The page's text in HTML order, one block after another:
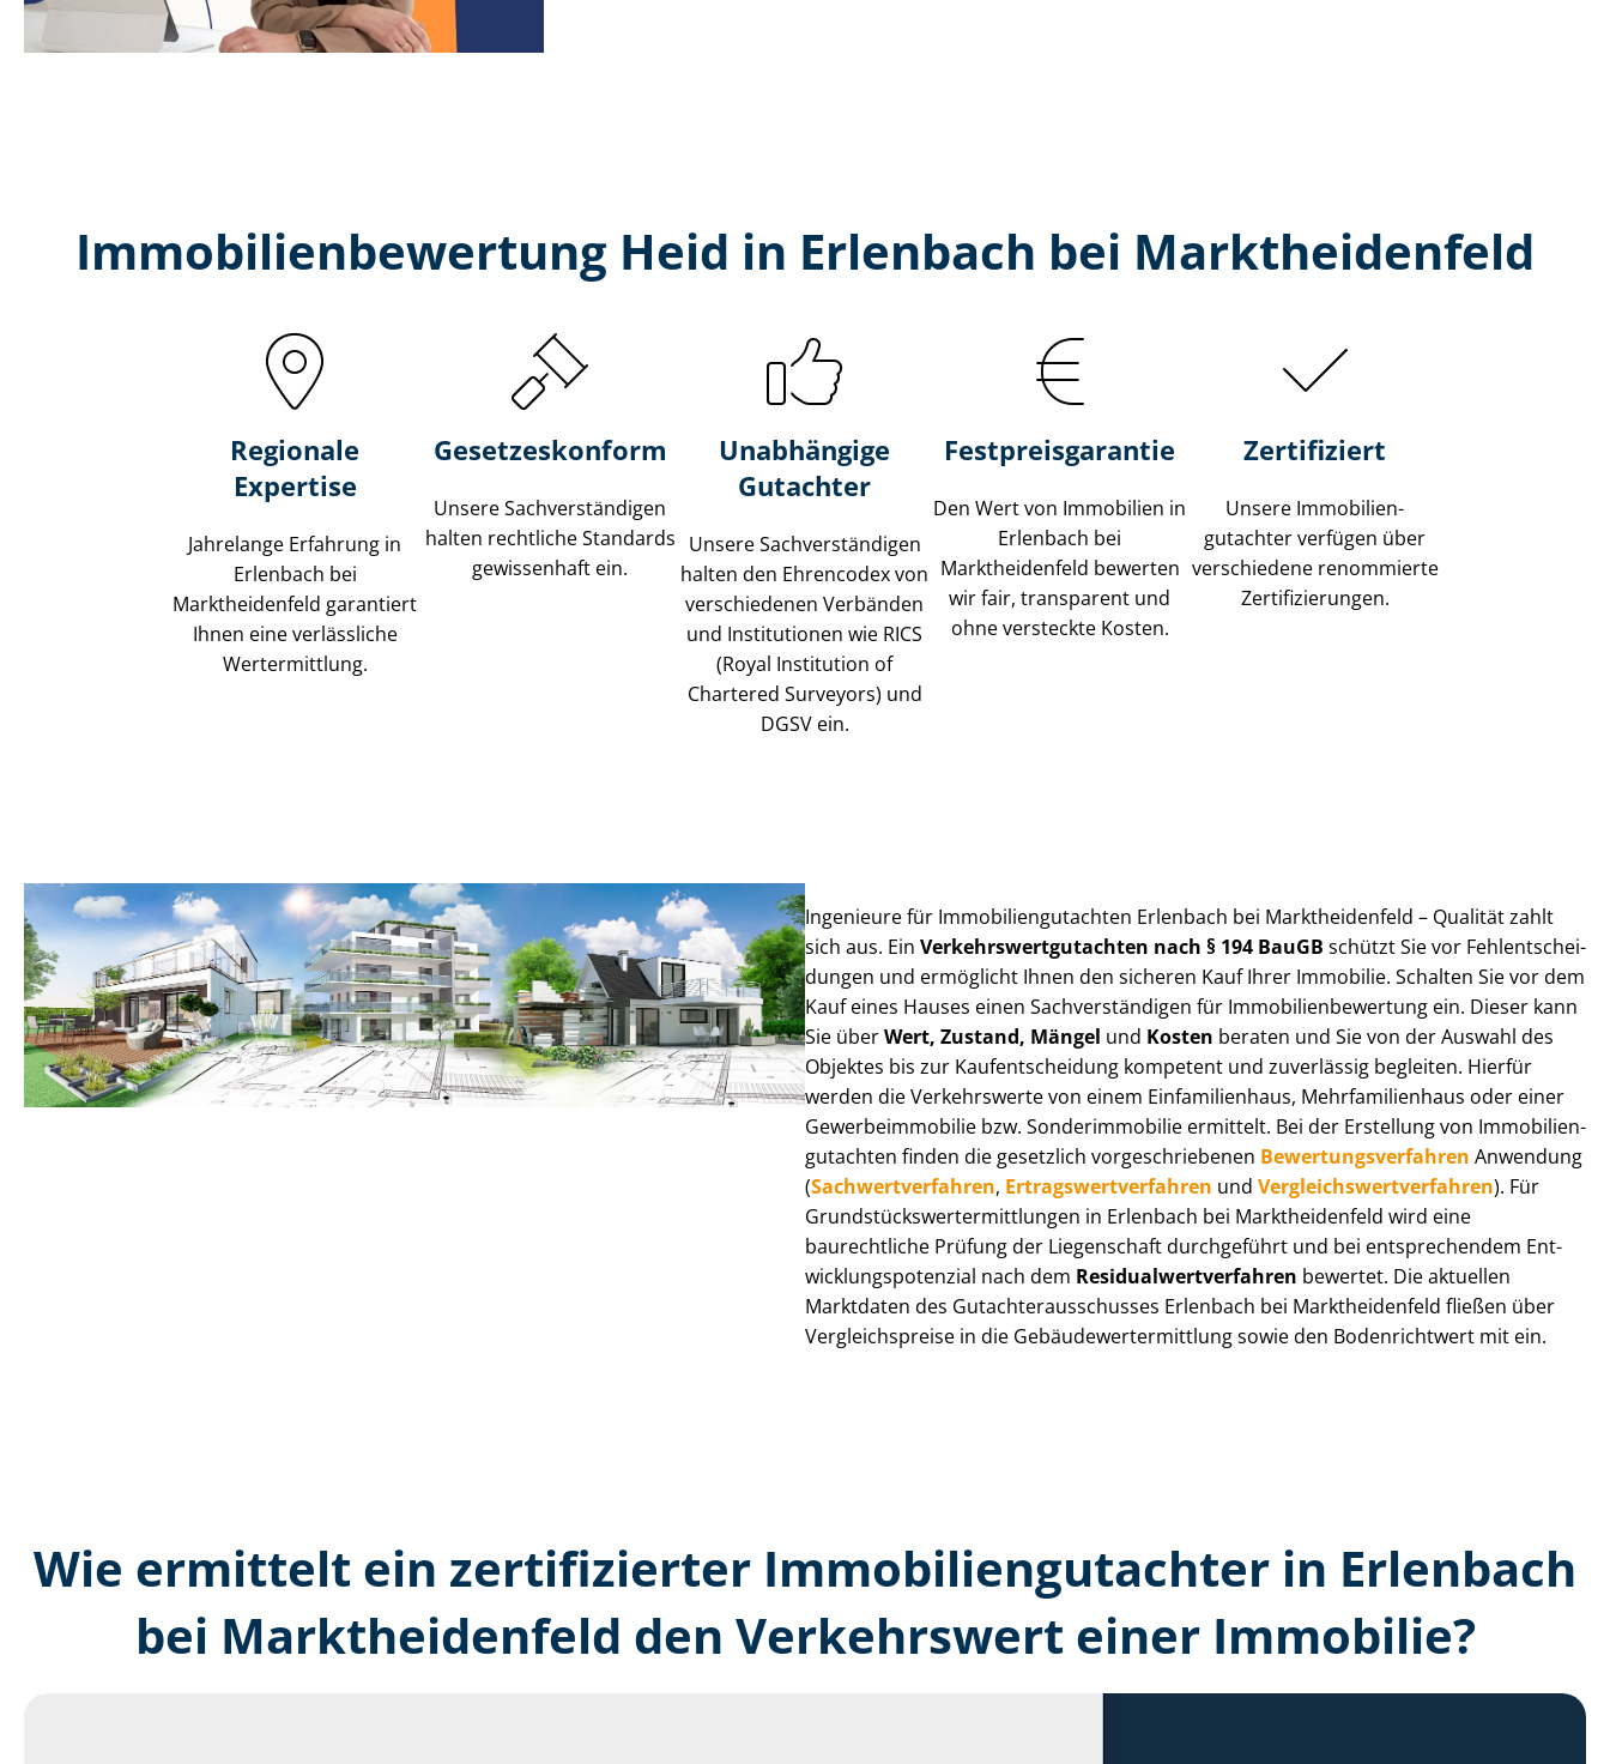
Immobilien­bewertung Heid in Erlenbach bei Marktheidenfeld
Regionale
Expertise
Jahrelange Erfahrung in
Erlenbach bei
Marktheidenfeld garantiert
Ihnen eine verlässliche
Wertermittlung.
Gesetzes­konform
Unsere Sach­ver­stän­di­gen
halten rechtliche Standards
gewissenhaft ein.
Unabhängige
Gutachter
Unsere Sach­ver­stän­di­gen
halten den Ehrencodex von
verschiedenen Verbänden
und Institutionen wie RICS
(Royal Institution of
Chartered Surveyors) und
DGSV ein.
Festpreis​garantie
Den Wert von Immobilien in
Erlenbach bei
Marktheidenfeld bewerten
wir fair, transparent und
ohne versteckte Kosten.
Zertifiziert
Unsere Immobilien­
gutachter verfügen über
verschiedene renommierte
Zer­ti­fi­zie­run­gen.
Ingenieure für Im­mo­bi­li­en­gut­ach­ten Erlenbach bei Marktheidenfeld – Qualität zahlt
sich aus. Ein Ver­kehrs­wert­gut­ach­ten nach § 194 BauGB schützt Sie vor Fehl­ent­schei­
dun­gen und ermöglicht Ihnen den sicheren Kauf Ihrer Immobilie. Schalten Sie vor dem
Kauf eines Hauses einen Sach­ver­stän­di­gen für Im­mo­bi­li­en­be­wer­tung ein. Dieser kann
Sie überWert, Zustand, Mängel und Kosten beraten und Sie von der Auswahl des
Objektes bis zur Kauf­ent­schei­dung kompetent und zuverlässig begleiten. Hierfür
werden die Verkehrswerte von einem Einfamilienhaus, Mehr­fa­mi­li­en­haus oder einer
Ge­wer­be­im­mo­bi­lie bzw. Sonderimmobilie ermittelt. Bei der Erstellung von Im­mo­bi­li­en­
gut­ach­ten finden die gesetzlich vor­ge­schrie­be­nen Be­wer­tungs­ver­fah­ren Anwendung
(Sach­wert­ver­fah­ren, Er­trags­wert­ver­fah­ren und Ver­gleichs­wert­ver­fah­ren). Für
Grund­stücks­wert­ermitt­lun­gen in Erlenbach bei Marktheidenfeld wird eine
baurechtliche Prüfung der Liegenschaft durchgeführt und bei entsprechendem Ent­
wick­lungs­po­ten­zi­al nach dem Re­si­du­al­wert­ver­fah­ren bewertet. Die aktuellen
Marktdaten des Gut­ach­ter­aus­schus­ses Erlenbach bei Marktheidenfeld fließen über
Ver­gleichs­prei­se in die Ge­bäu­de­wert­ermitt­lung sowie den Bodenrichtwert mit ein.
Wie ermittelt ein zertifizierter Immobilien­gutachter in Erlenbach
bei Marktheidenfeld den Verkehrswert einer Immobilie?